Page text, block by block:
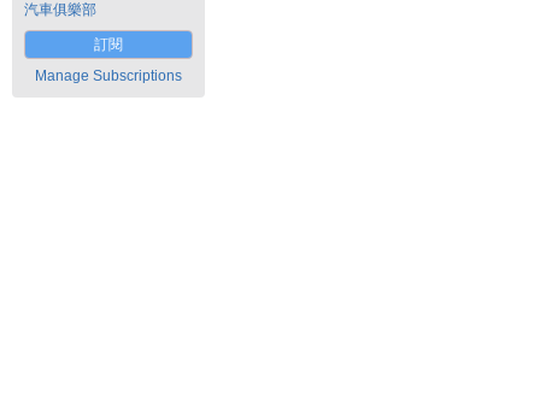
汽車俱樂部
訂閱
Manage Subscriptions